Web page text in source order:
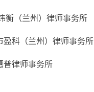
兰州）律师事务所
（兰州）律师事务所
普律师事务所